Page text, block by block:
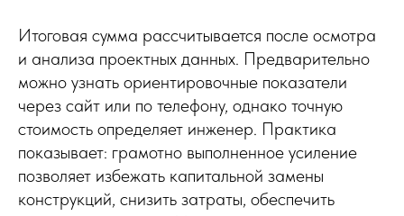
Итоговая сумма рассчитывается после осмотра
и анализа проектных данных. Предварительно
можно узнать ориентировочные показатели
через сайт или по телефону, однако точную
cтоимость определяет инженер. Практика
показывает: грамотно выполненное усиление
позволяет избежать капитальной замены
конструкций, снизить затраты, обеспечить